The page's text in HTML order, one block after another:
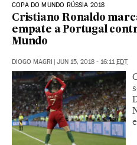
COPA DO MUNDO RÚSSIA 2018
Cristiano Ronaldo
empate a Portugal
Mundo
DIOGO MAGRI | JUN 15, 2018 - 16:11EDT